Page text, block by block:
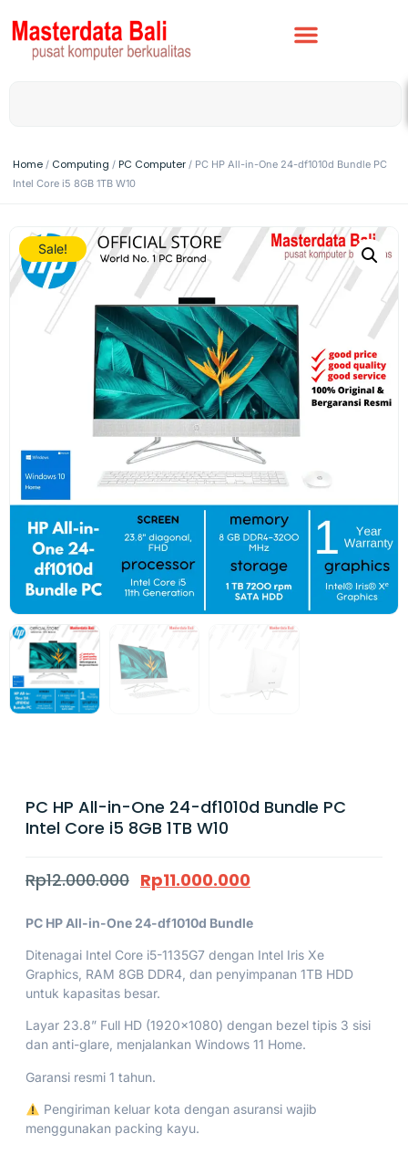
Home / Computing / PC Computer / PC HP All-in-One 24-df1010d Bundle PC
Intel Core i5 8GB 1TB W10
Sale!
PC HP All-in-One 24-df1010d Bundle PC
Intel Core i5 8GB 1TB W10
Rp12.000.000 Rp11.000.000
PC HP All-in-One 24-df1010d Bundle
Ditenagai Intel Core i5-1135G7 dengan Intel Iris Xe
Graphics, RAM 8GB DDR4, dan penyimpanan 1TB HDD
untuk kapasitas besar.
Layar 23.8” Full HD (1920×1080) dengan bezel tipis 3 sisi
dan anti-glare, menjalankan Windows 11 Home.
Garansi resmi 1 tahun.
Pengiriman keluar kota dengan asuransi wajib
menggunakan packing kayu.